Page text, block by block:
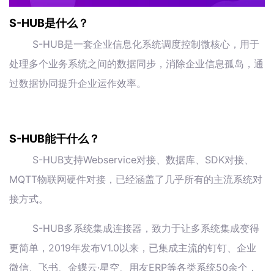
S-HUB是什么？
S-HUB是一套企业信息化系统调度控制微核心，用于
处理多个业务系统之间的数据同步，消除企业信息孤岛，通
过数据协同提升企业运作效率。
S-HUB能干什么？
S-HUB支持Webservice对接、数据库、SDK对接、
MQTT物联网硬件对接，已经涵盖了几乎所有的主流系统对
接方式。
S-HUB多系统集成连接器，致力于让多系统集成变得
更简单，2019年发布V1.0以来，已集成主流的钉钉、企业
微信、飞书、金蝶云·星空、用友ERP等各类系统50余个，